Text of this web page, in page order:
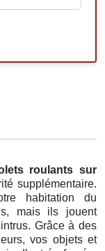
roulants sur
supplémentaire.
habitation du
mais ils jouent
Grâce à des
vos objets et